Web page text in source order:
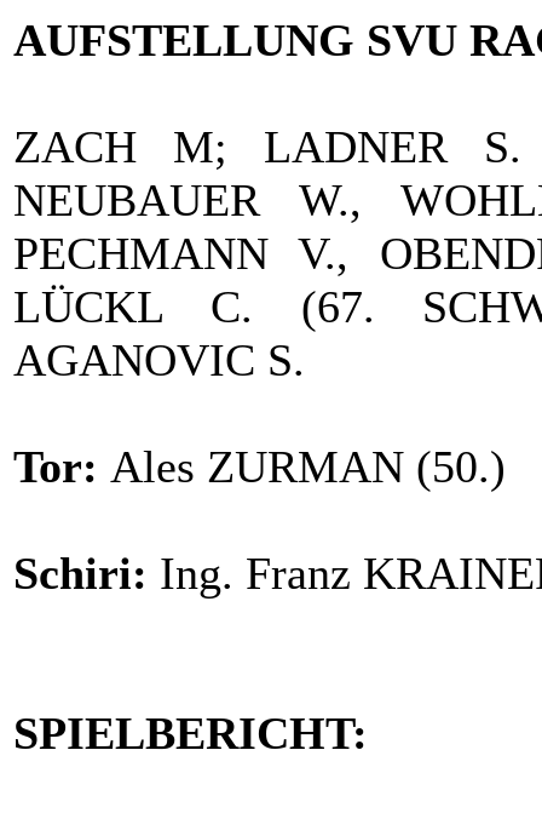
AUFSTELLUNG SVU
ZACH M; LADNER
NEUBAUER W.,
PECHMANN V.,
LÜCKL C. (67.
AGANOVIC S.
Tor: Ales ZURMAN (50.)
Schiri: Ing. Franz
SPIELBERICHT: